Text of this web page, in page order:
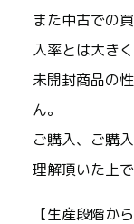
また中古での
入率とは大き
未開封商品の
ん。
ご購入、ご購
理解頂いた上
【生産段階か